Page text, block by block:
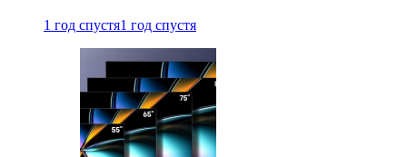
1 год спустя1 год спустя